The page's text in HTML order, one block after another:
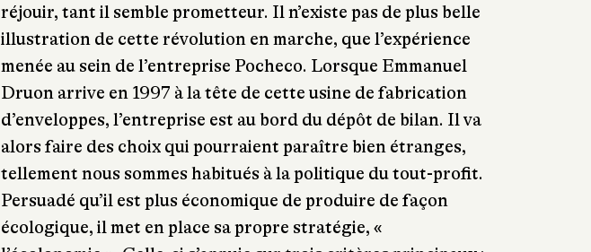
réjouir, tant il semble prometteur. Il n’existe pas de plus belle
illustration de cette révolution en marche, que l’expérience
menée au sein de l’entreprise Pocheco. Lorsque Emmanuel
Druon arrive en 1997 à la tête de cette usine de fabrication
d’enveloppes, l’entreprise est au bord du dépôt de bilan. Il va
alors faire des choix qui pourraient paraître bien étranges,
tellement nous sommes habitués à la politique du tout-profit.
Persuadé qu’il est plus économique de produire de façon
écologique, il met en place sa propre stratégie, «